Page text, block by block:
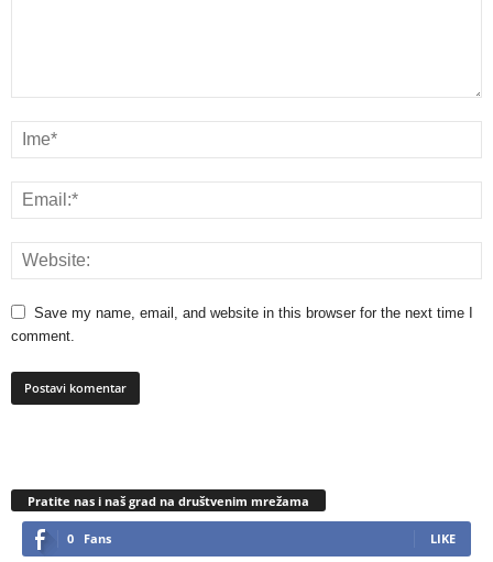
Save my name, email, and website in this browser for the next time I
comment.
Pratite nas i naš grad na društvenim mrežama
0 Fans LIKE